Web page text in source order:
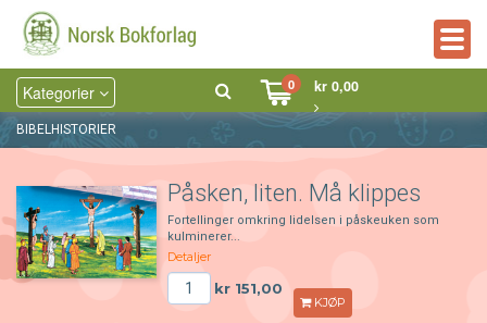
Kategorier
0 kr 0,00
BIBELHISTORIER
Påsken, liten. Må klippes
Fortellinger omkring lidelsen i påskeuken som
kulminerer...
Detaljer
kr 151,00
KJØP